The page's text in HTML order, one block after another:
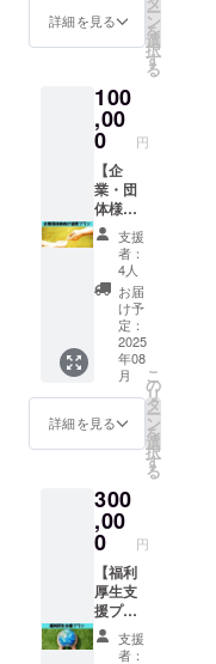
私たち
の活動
を応援
ださ
い。
Base
は、こ
んな場
所で
す。 ・
小さな
お子さ
ん連れ
でも安
心して
過ごせ
る設計
・靴を
脱いで
くつろ
げるフ
ローリ
ングの
ママ
会、講
座、
ワーク
ショッ
プ、施
術会な
ど、幅
広く利
使って
みた
が、地
域の未
来をあ
たたか
く照ら
しま
す。 ど
うかこ
の機会
に、レ
ンタル
スペー
「Base
」を体
験し、
私たち
を応援
してく
い。
Base
は、こ
んな場
所で
す。 ・
小さな
お子さ
ん連れ
りま
す。 10
して子
どもを
産み育
てられ
る社
会”の実
現のた
め そん
な未来
を一緒
につく
るパー
トナー
とし
て、ぜ
ひ力を
くださ
い。 ※
は
50000
円・
100000
円のリ
ターン
と同じ
内容に
なりま
ション
ででき
からだ
の不調
や気に
なるこ
とを
じっく
りヒア
リング
・ママ
の心と
身体の
状態に
合わせ
たアド
バイ
ス・セ
アの提
案 ・希
後のか
らだに
やさし
いスト
レッチ
やほぐ
しをレ
ク
チャー
でも
OK。 心
う優し
いプロ
グラム
ばかり
なの
で、運
動が苦
手な方
や初心
者の方
も安心
してご
参加い
ただけ
ます。
さらに
このチ
ケット
切な方
にプレ
ゼント
するこ
とも可
能。 育
児中の
ご友人
へ、
出前授
望の場
所で1回
開催で
きるリ
ターン
です！
（交通
費別
途 or
オンラ
イン
応相
談） 産
前産後
のから
だとこ
ころ、
パパの
期、メ
ンタル
ヘル
ス… 話
しづら
いけれ
ど本当
は誰も
が向き
り前」
をつく
る仲間
て〜 私
たちの
活動に
共感
し、共
に歩ん
でくだ
さる企
業・団
体様か
らのご
支援
を、心
よりお
待ちし
ており
ます。
この協
賛プラ
ンには
リター
ンはご
ざいま
せん。
です
が、私
たちの
活動を
共に支
詳細を見る ー
ン
を
選
択
す
る
100
,00
0 円
【企
業・団
体様向
け協賛
プラ
ン】 私
たちの
想い
に、共
に力
を。〜
未来の
「当た
り前」
をつく
る仲間
て〜 私
たちの
活動に
共感
し、共
に歩ん
でくだ
さる企
業・団
支援
者：
4人
お届
け予
定：
2025
年08
月
詳細を見る
こ
の
リ
タ
ー
ン
を
選
択
す
る
300
,00
0 円
【福利
厚生支
援プラ
ン】 社
員の健
支援
者：